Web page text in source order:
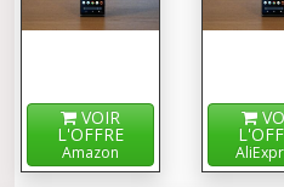
VOIR
L'OFFRE
Amazon